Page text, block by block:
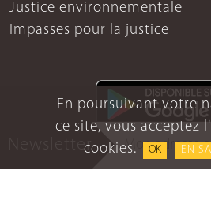
En poursuivant votre
ce site, vous acceptez
cookies.
OK EN
Justice environnementale
Impasses pour la justice
Mentions
Newsletter